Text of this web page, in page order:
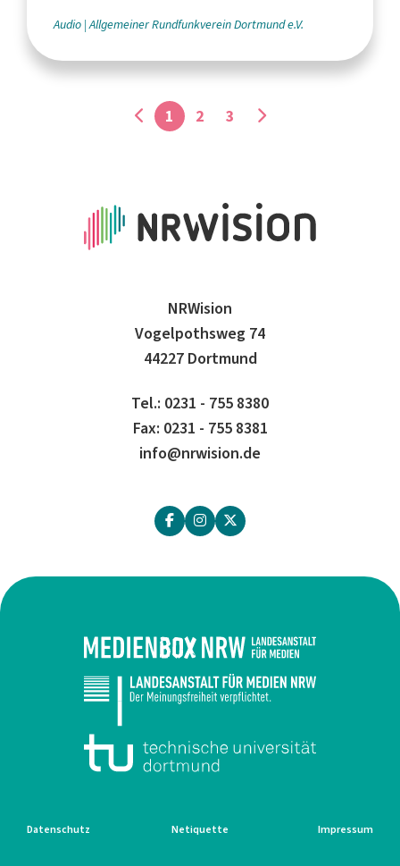
Audio Allgemeiner Rundfunkverein Dortmund e.V.
1 2 3
NRWision
Vogelpothsweg 74
44227 Dortmund
Tel.: 0231 - 755 8380
Fax: 0231 - 755 8381
info@nrwision.de
Datenschutz Netiquette Impressum